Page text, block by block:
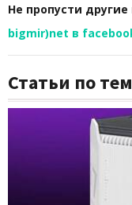
Не пропусти
bigmir)net в
Статьи по